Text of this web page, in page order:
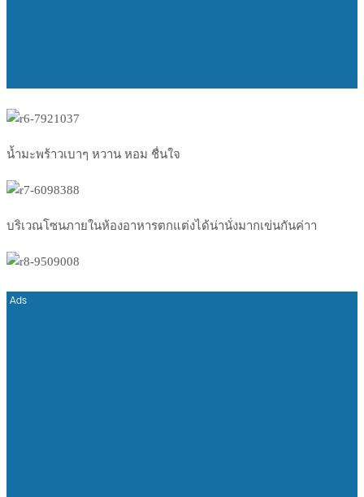
น้ำมะพร้าวเบาๆ หวาน หอม ชื่นใจ
บริเวณโซนภายในห้องอาหารตกแต่งได้น่านั่งมากเข่นกันค่าา